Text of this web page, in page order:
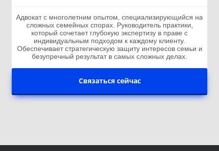
Адвокат с многолетним опытом, специализирующийся на
сложных семейных спорах. Руководитель практики,
который сочетает глубокую экспертизу в праве с
индивидуальным подходом к каждому клиенту.
Обеспечивает стратегическую защиту интересов семьи и
безупречный результат в самых сложных делах.
Связаться сейчас